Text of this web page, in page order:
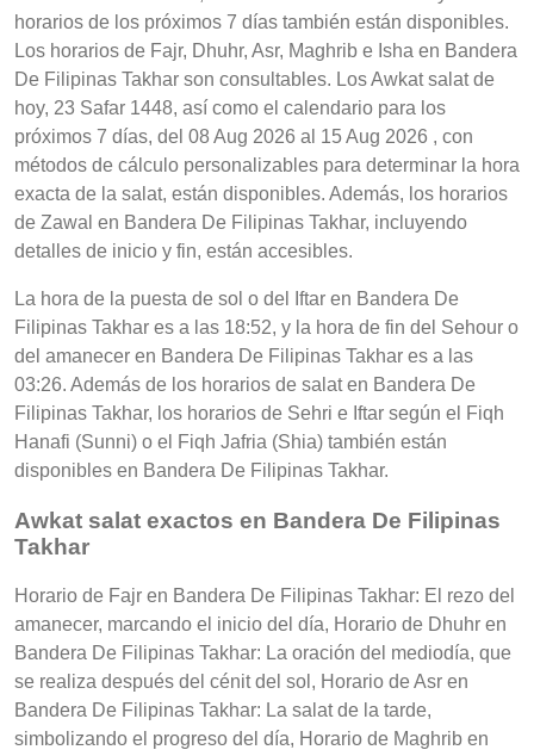
horarios de los próximos 7 días también están disponibles.
Los horarios de Fajr, Dhuhr, Asr, Maghrib e Isha en Bandera
De Filipinas Takhar son consultables. Los Awkat salat de
hoy, 23 Safar 1448, así como el calendario para los
próximos 7 días, del 08 Aug 2026 al 15 Aug 2026 , con
métodos de cálculo personalizables para determinar la hora
exacta de la salat, están disponibles. Además, los horarios
de Zawal en Bandera De Filipinas Takhar, incluyendo
detalles de inicio y fin, están accesibles.
La hora de la puesta de sol o del Iftar en Bandera De
Filipinas Takhar es a las 18:52, y la hora de fin del Sehour o
del amanecer en Bandera De Filipinas Takhar es a las
03:26. Además de los horarios de salat en Bandera De
Filipinas Takhar, los horarios de Sehri e Iftar según el Fiqh
Hanafi (Sunni) o el Fiqh Jafria (Shia) también están
disponibles en Bandera De Filipinas Takhar.
Awkat salat exactos en Bandera De Filipinas
Takhar
Horario de Fajr en Bandera De Filipinas Takhar: El rezo del
amanecer, marcando el inicio del día, Horario de Dhuhr en
Bandera De Filipinas Takhar: La oración del mediodía, que
se realiza después del cénit del sol, Horario de Asr en
Bandera De Filipinas Takhar: La salat de la tarde,
simbolizando el progreso del día, Horario de Maghrib en